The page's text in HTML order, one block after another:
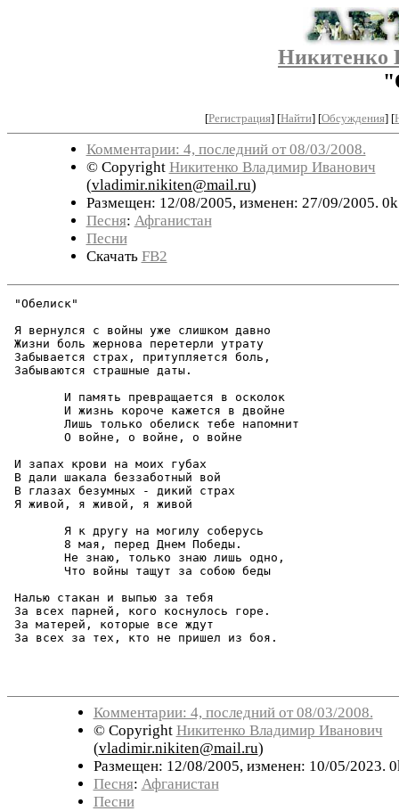
Никитенко
[Регистрация] [Найти] [Обсуждения] [
Комментарии: 4, последний от 08/03/2008.
© Copyright Никитенко Владимир Иванович
(vladimir.nikiten@mail.ru)
Размещен: 12/08/2005, изменен: 27/09/2005.
Песня: Афганистан
Песни
Скачать FB2
"Обелиск"
Я вернулся с войны уже слишком давно
Жизни боль жернова перетерли утрату
Забывается страх, притупляется боль,
Забываются страшные даты.
        О войне, о войне, о войне
И запах крови на моих губах
В дали шакала беззаботный вой
В глазах безумных - дикий страх
Я живой, я живой, я живой
Налью стакан и выпью за тебя
За всех парней, кого коснулось горе.
За матерей, которые все ждут
За всех за тех, кто не пришел из боя.
Комментарии: 4, последний от 08/03/2008.
© Copyright Никитенко Владимир Иванович
(vladimir.nikiten@mail.ru)
Размещен: 12/08/2005, изменен: 10/05/2023.
Песня: Афганистан
Песни